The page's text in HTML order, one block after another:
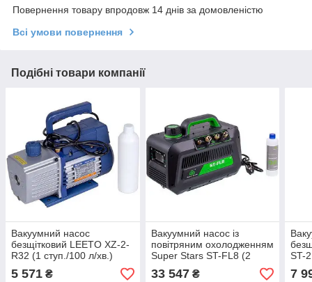
Повернення товару впродовж 14 днів за домовленістю
Всі умови повернення
Подібні товари компанії
Вакуумний насос
безщітковий LEETO XZ-2-
R32 (1 ступ./100 л/хв.)
5 571 ₴
Вакуумний насос із
повітряним охолодженням
Super Stars ST-FL8 (2
ступ. 241 л/хв)
33 547₴
ST-
7